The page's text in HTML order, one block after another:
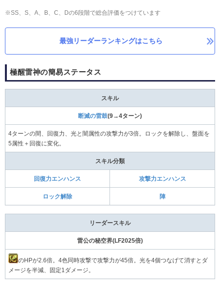
※SS、S、A、B、C、Dの6段階で総合評価をつけています
最強リーダーランキングはこちら
極醒雷神の簡易ステータス
スキル
断滅の雷鼓(9→4ターン)
4ターンの間、回復力、光と闇属性の攻撃力が3倍。ロックを解除し、盤面を
5属性＋回復に変化。
スキル分類
回復力エンハンス 攻撃力エンハンス
ロック解除 陣
リーダースキル
雷公の秘空界(LF2025倍)
のHPが2.6倍。4色同時攻撃で攻撃力が45倍。光を4個つなげて消すとダ
メージを半減、固定1ダメージ。